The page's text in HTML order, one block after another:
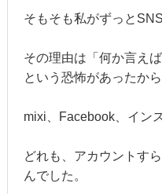
そもそも私がずっと
その理由は「何か言え
という恐怖があったから
mixi、Facebook、イン
どれも、アカウントす
んでした。